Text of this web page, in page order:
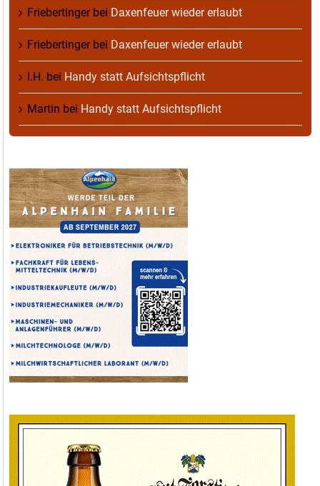
Friebertingerbei Daxenfeuer wieder erlaubt
Friebertingerbei Daxenfeuer wieder erlaubt
I.H. bei Handy statt Aufsichtspflicht
Martin bei Handy statt Aufsichtspflicht